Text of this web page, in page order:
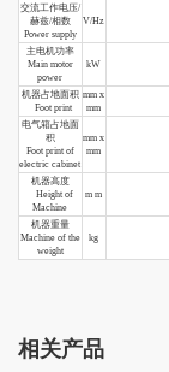
交流工作电压/
赫兹/相数
Power supply
V/Hz
主电机功率
Main motor
power
kW
机器占地面积
Foot print
mm x
mm
电气箱占地面
积
Foot print of
electric cabinet
mm x
mm
机器高度
Height of
Machine
m m
机器重量
Machine of the
weight
kg
相关产品